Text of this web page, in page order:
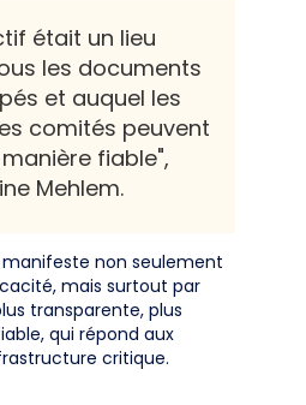
était un lieu
les documents
et auquel les
comités peuvent
fiable",
Mehlem.
non seulement
mais surtout par
transparente, plus
qui répond aux
critique.